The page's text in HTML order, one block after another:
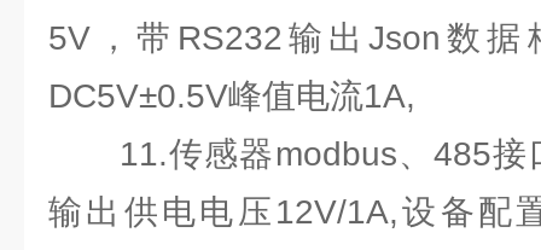
5V，带RS232输出Json数
DC5V±0.5V峰值电流1A,
11.传感器modbus、485接
输出供电电压12V/1A,设备配